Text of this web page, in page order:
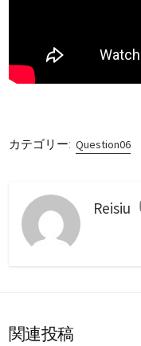
カテゴリー: Question06
Reisiu
関連投稿